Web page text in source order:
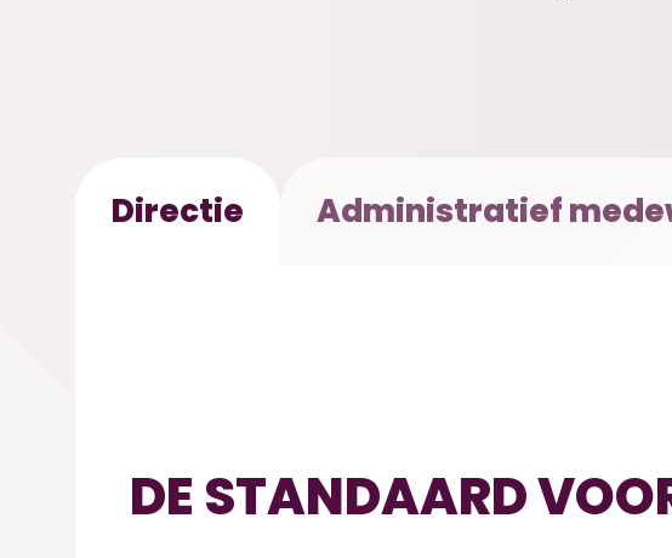
Directie Administratief
DE STANDAARD